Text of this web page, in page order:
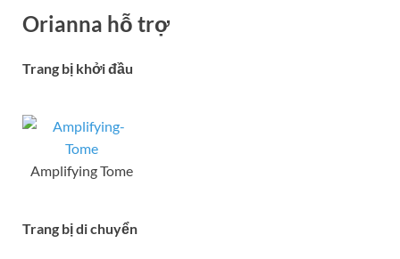
Orianna hỗ trợ
Trang bị khởi đầu
Amplifying Tome
Trang bị di chuyển